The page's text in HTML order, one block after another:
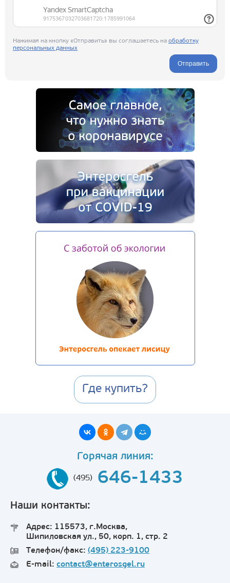
Нажимая на кнопку «Отправить» вы соглашаетесь на обработку
персональных данных
Отправить
Где купить?
Горячая линия:
(495) 646-1433
Наши контакты:
Адрес: 115573, г.Москва,
Шипиловская ул., 50, корп. 1, стр. 2
Телефон/факс: (495) 223-9100
E-mail: contact@enterosgel.ru